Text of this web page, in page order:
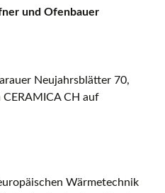
und Ofenbauer
Neujahrsblätter 70,
CH auf
Wärmetechnik